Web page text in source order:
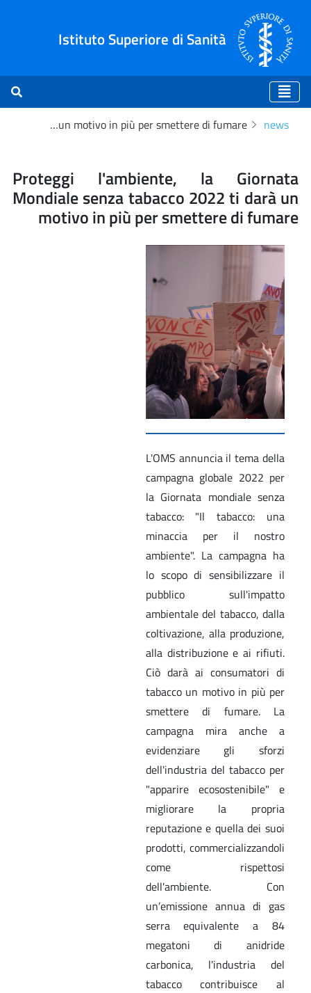
Istituto Superiore di Sanità
news
Proteggi l'ambiente, la Giornata Mondiale senza tabacco 2022 ti darà un motivo in più per smettere di fumare
per smettere di fumare
Proteggi l'ambiente, la Giornata
Mondiale senza tabacco 2022 ti darà un
motivo in più per smettere di fumare
L'OMS annuncia il tema della
campagna globale 2022 per
la Giornata mondiale senza
tabacco: "Il tabacco: una
minaccia per il nostro
ambiente". La campagna ha
lo scopo di sensibilizzare il
pubblico sull'impatto
ambientale del tabacco, dalla
coltivazione, alla produzione,
alla distribuzione e ai rifiuti.
Ciò darà ai consumatori di
tabacco un motivo in più per
smettere di fumare. La
campagna mira anche a
evidenziare gli sforzi
dell'industria del tabacco per
"apparire ecosostenibile" e
migliorare la propria
reputazione e quella dei suoi
prodotti, commercializzandoli
come rispettosi
dell'ambiente. Con
un’emissione annua di gas
serra equivalente a 84
megatoni di anidride
carbonica, l'industria del
tabacco contribuisce al